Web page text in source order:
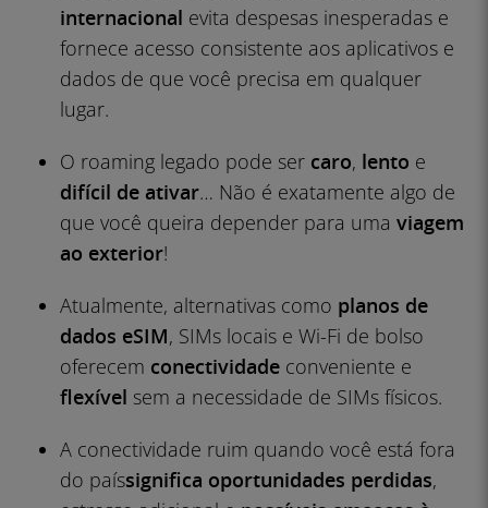
internacional evita despesas inesperadas e
fornece acesso consistente aos aplicativos e
dados de que você precisa em qualquer
lugar.
O roaming legado pode ser caro, lento e
difícil de ativar… Não é exatamente algo de
que você queira depender para uma viagem
ao exterior!
Atualmente, alternativas como planos de
dados eSIM, SIMs locais e Wi-Fi de bolso
oferecem conectividade conveniente e
flexível sem a necessidade de SIMs físicos.
A conectividade ruim quando você está fora
do paíssignifica oportunidades perdidas,